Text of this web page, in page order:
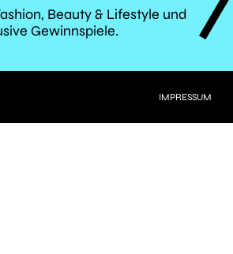
TRÈS
CLICK
Beauty & Lifestyle und
Gewinnspiele.
IMPRESSUM